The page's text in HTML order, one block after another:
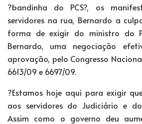
?bandinha do PCS?, os
servidores na rua, Bernardo a
forma de exigir do ministro do
Bernardo, uma negociação
aprovação, pelo Congresso
6613/09 e 6697/09.
?Estamos hoje aqui para exigir
aos servidores do Judiciário e
Assim como o governo deu